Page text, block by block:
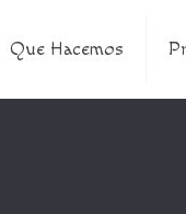
Que Hacemos